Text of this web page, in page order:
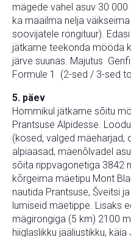
mägede vahel asuv 30
ka maailma nelja
soovijatele rongituur).
jätkame teekonda mööda
järve suunas. Majutus
Formule 1 (2-sed / 3-sed
5. päev
Hommikul jätkame sõitu
Prantsuse Alpidesse.
(kosed, valged mäeharjad,
alpiaasad, mäenõlvadel
sõita rippvagonetiga 3842
kõrgeima mäetipu Mont
nautida Prantsuse, Šveitsi
lumiseid mäetippe. Lisaks
mägirongiga (5 km) 2100
hiiglaslikku jääliustikku,